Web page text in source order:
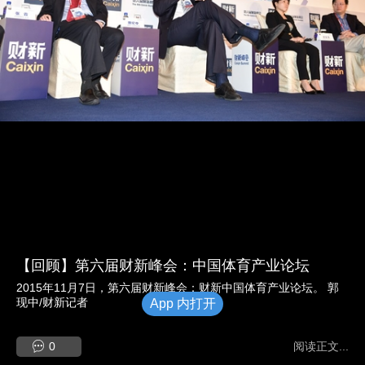
App 内打开
【回顾】第六届财新峰会：中国体育产业论坛
2015年11月7日，第六届财新峰会：财新中国体育产业论坛。 郭
现中/财新记者
0 阅读正文...